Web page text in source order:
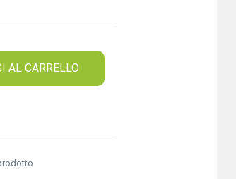
AL CARRELLO